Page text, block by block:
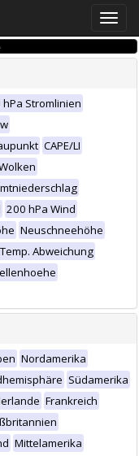
Toggle
hPa Stromlinien
CAPE/LI
200 hPa Wind
Neuschneehöhe
Abweichung
Nordamerika
Südamerika
Frankreich
Mittelamerika